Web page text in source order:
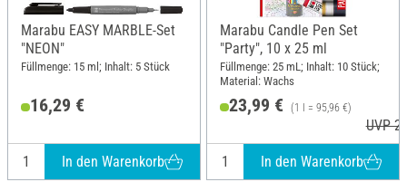
Marabu EASY MARBLE-Set
"NEON"
Füllmenge: 15 ml; Inhalt: 5 Stück
16,29 €
In den Warenkorb
Marabu Candle Pen Set
"Party", 10 x 25 ml
Füllmenge: 25 mL; Inhalt: 10 Stück;
Material: Wachs
23,99 € (1 l = 95,96 €)
UVP
In den Warenkorb